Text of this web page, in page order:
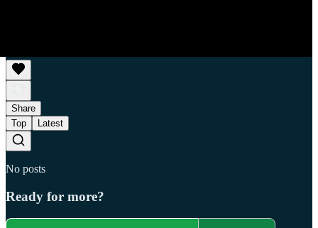
Share
Top
Latest
No posts
Ready for more?